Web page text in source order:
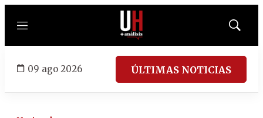
Menú
Mostrar
09 ago 2026 ÚLTIMAS NOTICIAS